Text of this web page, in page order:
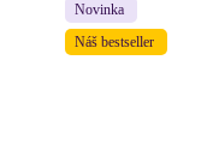
Novinka
Náš bestseller